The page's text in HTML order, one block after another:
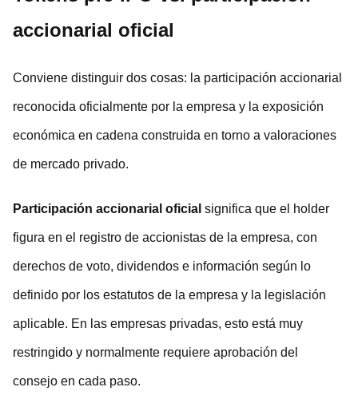
accionarial oficial
Conviene distinguir dos cosas: la participación accionarial
reconocida oficialmente por la empresa y la exposición
económica en cadena construida en torno a valoraciones
de mercado privado.
Participación accionarial oficial significa que el holder
figura en el registro de accionistas de la empresa, con
derechos de voto, dividendos e información según lo
definido por los estatutos de la empresa y la legislación
aplicable. En las empresas privadas, esto está muy
restringido y normalmente requiere aprobación del
consejo en cada paso.